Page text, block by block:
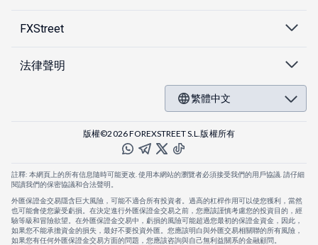
FXStreet
法律聲明
繁體中文
版權©2026 FOREXSTREET S.L.版權所有
註釋: 本網頁上的所有信息隨時可能更改. 使用本網站的瀏覽者必須接受我們的用戶協議. 請仔細
閱讀我們的保密協議和合法聲明。
外匯保證金交易隱含巨大風險，可能不適合所有投資者。過高的杠桿作用可以使您獲利，當然
也可能會使您蒙受虧損。在決定進行外匯保證金交易之前，您應該謹慎考慮您的投資目的，經
驗等級和冒險欲望。在外匯保證金交易中，虧損的風險可能超過您最初的保證金資金，因此，
如果您不能承擔資金的損失，最好不要投資外匯。您應該明白與外匯交易相關聯的所有風險，
如果您有任何外匯保證金交易方面的問題，您應該咨詢與自己無利益關系的金融顧問。